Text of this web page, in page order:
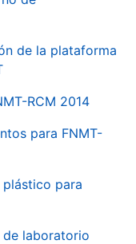
de la plataforma
RCM 2014
para FNMT-
para
de laboratorio